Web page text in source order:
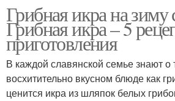
Грибная икра на зиму
Грибная икра – 5
приготовления
В каждой славянской семье знают о
восхитительно вкусном блюде как
ценится икра из шляпок белых